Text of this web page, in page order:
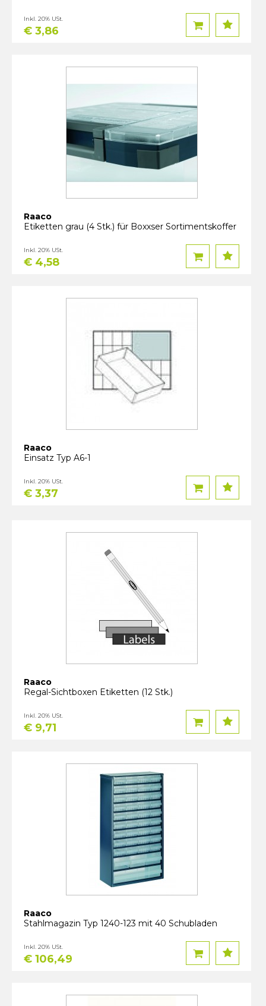
€ 3,86
Inkl. 20% USt.
Raaco
Etiketten grau (4 Stk.) für Boxxser Sortimentskoffer
€ 4,58
Inkl. 20% USt.
Raaco
Einsatz Typ A6-1
€ 3,37
Inkl. 20% USt.
Raaco
Regal-Sichtboxen Etiketten (12 Stk.)
€ 9,71
Inkl. 20% USt.
Raaco
Stahlmagazin Typ 1240-123 mit 40 Schubladen
€ 106,49
Inkl. 20% USt.